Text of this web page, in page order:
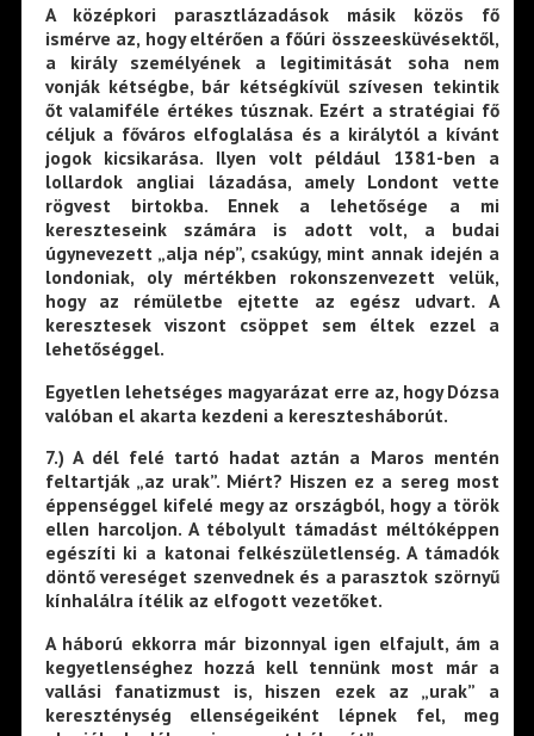
A középkori parasztlázadások másik közös fő
ismérve az, hogy eltérően a főúri összeesküvésektől,
a király személyének a legitimitását soha nem
vonják kétségbe, bár kétségkívül szívesen tekintik
őt valamiféle értékes túsznak. Ezért a stratégiai fő
céljuk a főváros elfoglalása és a királytól a kívánt
jogok kicsikarása. Ilyen volt például 1381-ben a
lollardok angliai lázadása, amely Londont vette
rögvest birtokba. Ennek a lehetősége a mi
kereszteseink számára is adott volt, a budai
úgynevezett „alja nép”, csakúgy, mint annak idején a
londoniak, oly mértékben rokonszenvezett velük,
hogy az rémületbe ejtette az egész udvart. A
keresztesek viszont csöppet sem éltek ezzel a
lehetőséggel.
Egyetlen lehetséges magyarázat erre az, hogy Dózsa
valóban el akarta kezdeni a keresztesháborút.
7.) A dél felé tartó hadat aztán a Maros mentén
feltartják „az urak”. Miért? Hiszen ez a sereg most
éppenséggel kifelé megy az országból, hogy a török
ellen harcoljon. A tébolyult támadást méltóképpen
egészíti ki a katonai felkészületlenség. A támadók
döntő vereséget szenvednek és a parasztok szörnyű
kínhalálra ítélik az elfogott vezetőket.
A háború ekkorra már bizonnyal igen elfajult, ám a
kegyetlenséghez hozzá kell tennünk most már a
vallási fanatizmust is, hiszen ezek az „urak” a
kereszténység ellenségeiként lépnek fel, meg